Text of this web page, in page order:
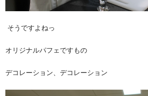
そうですよねっ
オリジナルパフェですもの
デコレーション、デコレーション